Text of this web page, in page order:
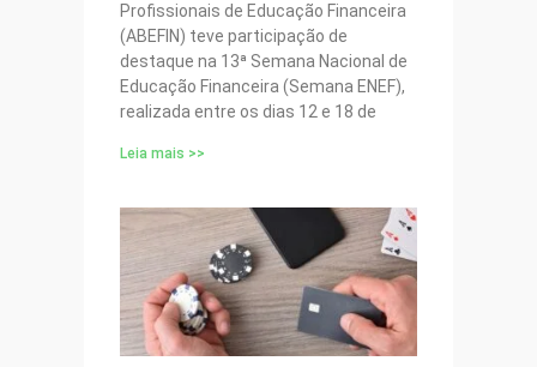
Profissionais de Educação Financeira
(ABEFIN) teve participação de
destaque na 13ª Semana Nacional de
Educação Financeira (Semana ENEF),
realizada entre os dias 12 e 18 de
Leia mais >>